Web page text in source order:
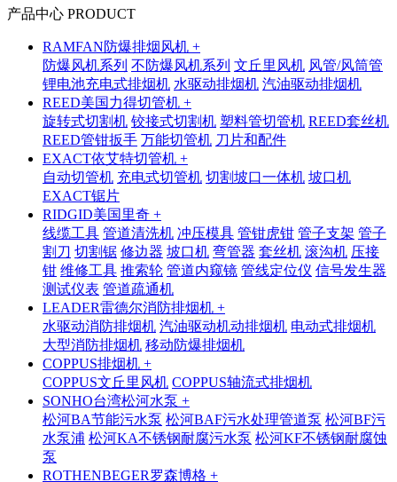
产品中心 PRODUCT
RAMFAN防爆排烟风机 +
防爆风机系列 不防爆风机系列 文丘里风机 风管/风筒管
锂电池充电式排烟机 水驱动排烟机 汽油驱动排烟机
REED美国力得切管机 +
旋转式切割机 铰接式切割机 塑料管切管机 REED套丝机
REED管钳扳手 万能切管机 刀片和配件
EXACT依艾特切管机 +
自动切管机 充电式切管机 切割坡口一体机 坡口机
EXACT锯片
RIDGID美国里奇 +
线缆工具 管道清洗机 冲压模具 管钳虎钳 管子支架 管子
割刀 切割锯 修边器 坡口机 弯管器 套丝机 滚沟机 压接
钳 维修工具 推索轮 管道内窥镜 管线定位仪 信号发生器
测试仪表 管道疏通机
LEADER雷德尔消防排烟机 +
水驱动消防排烟机 汽油驱动机动排烟机 电动式排烟机
大型消防排烟机 移动防爆排烟机
COPPUS排烟机 +
COPPUS文丘里风机 COPPUS轴流式排烟机
SONHO台湾松河水泵 +
松河BA节能污水泵 松河BAF污水处理管道泵 松河BF污
水泵浦 松河KA不锈钢耐腐污水泵 松河KF不锈钢耐腐蚀
泵
ROTHENBEGER罗森博格 +